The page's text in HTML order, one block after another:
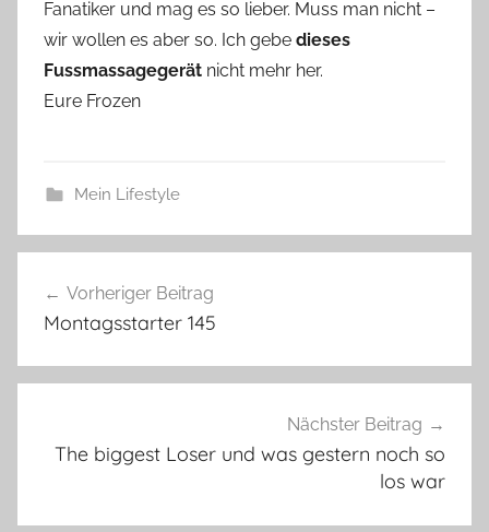
Fanatiker und mag es so lieber. Muss man nicht –
wir wollen es aber so. Ich gebe dieses
Fussmassagegerät nicht mehr her.
Eure Frozen
Mein Lifestyle
Vorheriger Beitrag
Montagsstarter 145
Nächster Beitrag
The biggest Loser und was gestern noch so
los war